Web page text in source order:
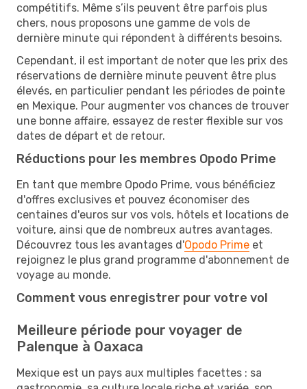
compétitifs. Même s’ils peuvent être parfois plus
chers, nous proposons une gamme de vols de
dernière minute qui répondent à différents besoins.
Cependant, il est important de noter que les prix des
réservations de dernière minute peuvent être plus
élevés, en particulier pendant les périodes de pointe
en Mexique. Pour augmenter vos chances de trouver
une bonne affaire, essayez de rester flexible sur vos
dates de départ et de retour.
Réductions pour les membres Opodo Prime
En tant que membre Opodo Prime, vous bénéficiez
d'offres exclusives et pouvez économiser des
centaines d'euros sur vos vols, hôtels et locations de
voiture, ainsi que de nombreux autres avantages.
Découvrez tous les avantages d'Opodo Prime et
rejoignez le plus grand programme d'abonnement de
voyage au monde.
Comment vous enregistrer pour votre vol
Meilleure période pour voyager de
Palenque à Oaxaca
Mexique est un pays aux multiples facettes : sa